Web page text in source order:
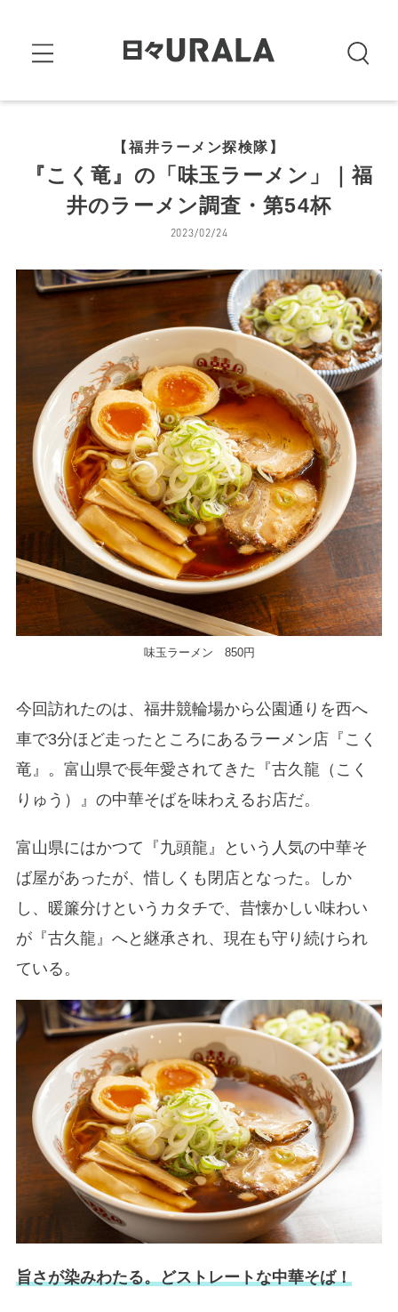
【福井ラーメン探検隊】
『こく竜』の「味玉ラーメン」｜福
井のラーメン調査・第54杯
2023/02/24
味玉ラーメン 850円
今回訪れたのは、福井競輪場から公園通りを西へ
車で3分ほど走ったところにあるラーメン店『こく
竜』。富山県で長年愛されてきた『古久龍（こく
りゅう）』の中華そばを味わえるお店だ。
富山県にはかつて『九頭龍』という人気の中華そ
ば屋があったが、惜しくも閉店となった。しか
し、暖簾分けというカタチで、昔懐かしい味わい
が『古久龍』へと継承され、現在も守り続けられ
ている。
旨さが染みわたる。どストレートな中華そば！